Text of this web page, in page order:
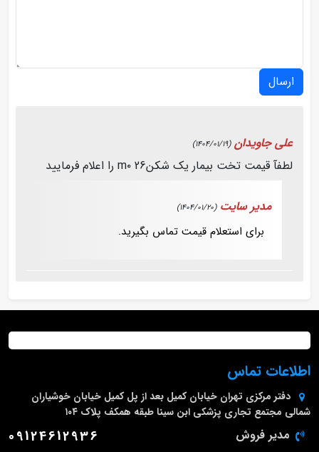
ارسال
علی جاویدان (1404/01/19)
لطفآ قیمت تخت بیمار یک شکنm۰ 26 را اعلام فرمایید
مدیر سایت (1404/01/20)
برای استعلام قیمت تماس بگیرید.
اطلاعات تماس
دفتر مرکزی تهران خیابان کمیل بعد از پل کمیل خیابان خوشیاران
شمالی مجتمع تجاری پزشکی ابن سینا طبقه همکف پلاک ۱۰۴
مدیر فروش 09124612936